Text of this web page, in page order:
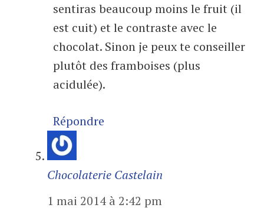
sentiras beaucoup moins le fruit (il
est cuit) et le contraste avec le
chocolat. Sinon je peux te conseiller
plutôt des framboises (plus
acidulée).
Répondre
Chocolaterie Castelain
1 mai 2014 à 2:42 pm